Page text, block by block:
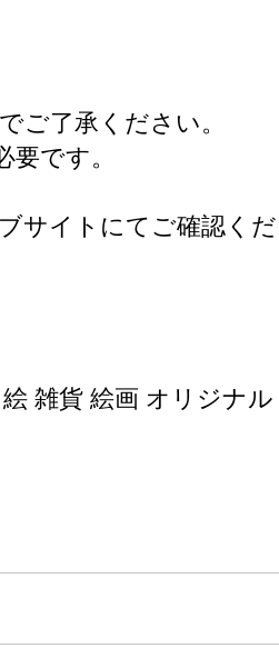
ご了承ください。
です。
サイトにてご確認くだ
雑貨 絵画 オリジナ